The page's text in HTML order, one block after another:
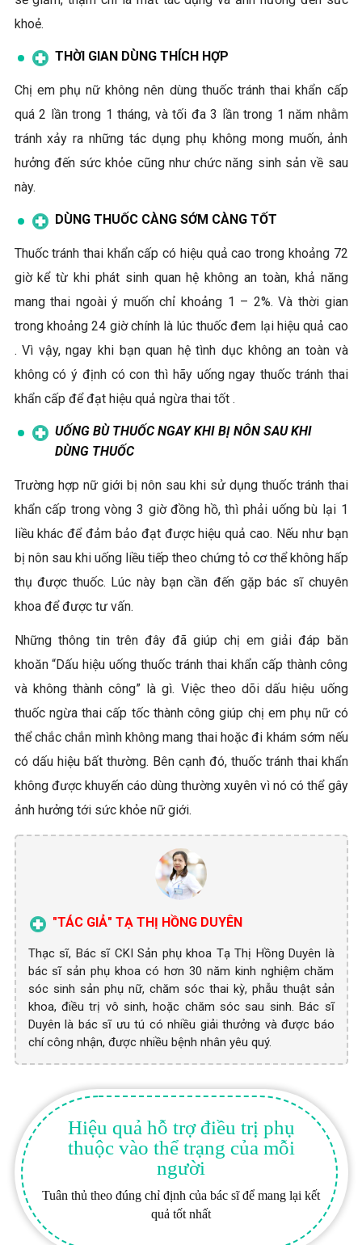
khoẻ.
THỜI GIAN DÙNG THÍCH HỢP
Chị em phụ nữ không nên dùng thuốc tránh thai khẩn cấp
quá 2 lần trong 1 tháng, và tối đa 3 lần trong 1 năm nhằm
tránh xảy ra những tác dụng phụ không mong muốn, ảnh
hưởng đến sức khỏe cũng như chức năng sinh sản về sau
này.
DÙNG THUỐC CÀNG SỚM CÀNG TỐT
Thuốc tránh thai khẩn cấp có hiệu quả cao trong khoảng 72
giờ kể từ khi phát sinh quan hệ không an toàn, khả năng
mang thai ngoài ý muốn chỉ khoảng 1 – 2%. Và thời gian
trong khoảng 24 giờ chính là lúc thuốc đem lại hiệu quả cao
. Vì vậy, ngay khi bạn quan hệ tình dục không an toàn và
không có ý định có con thì hãy uống ngay thuốc tránh thai
khẩn cấp để đạt hiệu quả ngừa thai tốt .
UỐNG BÙ THUỐC NGAY KHI BỊ NÔN SAU KHI
DÙNG THUỐC
Trường hợp nữ giới bị nôn sau khi sử dụng thuốc tránh thai
khẩn cấp trong vòng 3 giờ đồng hồ, thì phải uống bù lại 1
liều khác để đảm bảo đạt được hiệu quả cao. Nếu như bạn
bị nôn sau khi uống liều tiếp theo chứng tỏ cơ thể không hấp
thụ được thuốc. Lúc này bạn cần đến gặp bác sĩ chuyên
khoa để được tư vấn.
Những thông tin trên đây đã giúp chị em giải đáp băn
khoăn “Dấu hiệu uống thuốc tránh thai khẩn cấp thành công
và không thành công” là gì. Việc theo dõi dấu hiệu uống
thuốc ngừa thai cấp tốc thành công giúp chị em phụ nữ có
thể chắc chắn mình không mang thai hoặc đi khám sớm nếu
có dấu hiệu bất thường. Bên cạnh đó, thuốc tránh thai khẩn
không được khuyến cáo dùng thường xuyên vì nó có thể gây
ảnh hưởng tới sức khỏe nữ giới.
"TÁC GIẢ" TẠ THỊ HỒNG DUYÊN
Thạc sĩ, Bác sĩ CKI Sản phụ khoa Tạ Thị Hồng Duyên là
bác sĩ sản phụ khoa có hơn 30 năm kinh nghiệm chăm
sóc sinh sản phụ nữ, chăm sóc thai kỳ, phẫu thuật sản
khoa, điều trị vô sinh, hoặc chăm sóc sau sinh. Bác sĩ
Duyên là bác sĩ ưu tú có nhiều giải thưởng và được báo
chí công nhận, được nhiều bệnh nhân yêu quý.
Hiệu quả hỗ trợ điều trị phụ
thuộc vào thể trạng của mỗi
người
Tuân thủ theo đúng chỉ định của bác sĩ để mang lại kết
quả tốt nhất